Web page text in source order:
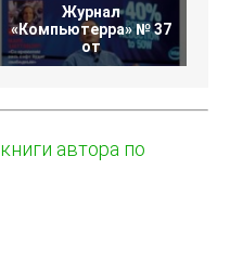
Журнал
«Компьютерра» № 37
от
автора по